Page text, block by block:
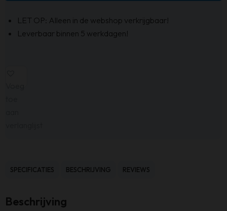
LET OP: Alleen in de webshop verkrijgbaar!
Leverbaar binnen 5 werkdagen!
SPECIFICATIES BESCHRIJVING REVIEWS
Beschrijving